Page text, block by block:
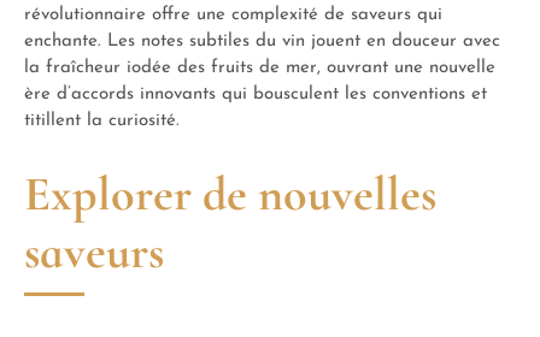
révolutionnaire offre une complexité de saveurs qui
enchante. Les notes subtiles du vin jouent en douceur avec
la fraîcheur iodée des fruits de mer, ouvrant une nouvelle
ère d’accords innovants qui bousculent les conventions et
titillent la curiosité.
Explorer de nouvelles
saveurs